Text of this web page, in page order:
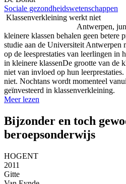
Sociale gezondheidswetenschappen
Klassenverkleining werkt
Antwerpen, juni 2012
kleinere klassen behalen geen betere
studie aan de Universiteit Antwerpen
op de leesprestaties van leerlingen in
in kleinere klassenDe grootte van de
niet van invloed op hun
niet. Nochtans wordt momenteel
geïnvesteerd in klassenverkleining.
Meer lezen
Bijzonder en toch
beroepsonderwijs
HOGENT
2011
Gitte